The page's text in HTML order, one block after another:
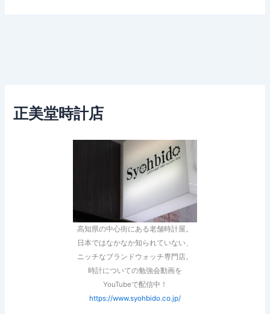
正美堂時計店
高知県の中心街にある老舗時計屋。
日本ではなかなか知られていない、
ニッチなブランドウォッチ専門店。
時計についての勉強会動画を
YouTubeで配信中！
https://www.syohbido.co.jp/